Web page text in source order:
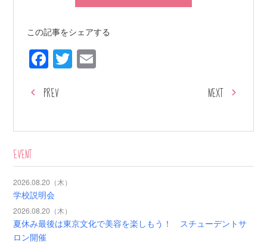
この記事をシェアする
Facebook
Twitter
Email
PREV NEXT
EVENT
2026.08.20（木）
学校説明会
2026.08.20（木）
夏休み最後は東京文化で美容を楽しもう！ スチューデントサ
ロン開催